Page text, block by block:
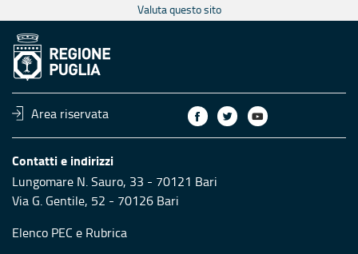
Valuta questo sito
Area riservata
Contatti e indirizzi
Lungomare N. Sauro, 33 - 70121 Bari
Via G. Gentile, 52 - 70126 Bari
Elenco PEC e Rubrica